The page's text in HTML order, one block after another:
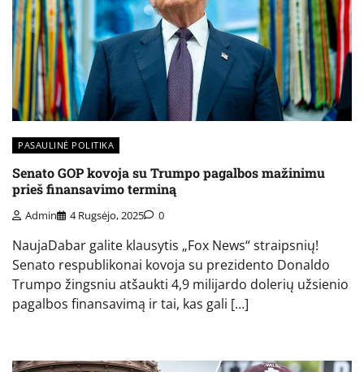
PASAULINĖ POLITIKA
Senato GOP kovoja su Trumpo pagalbos mažinimu
prieš finansavimo terminą
Admin 4 Rugsėjo, 2025 0
NaujaDabar galite klausytis „Fox News“ straipsnių!
Senato respublikonai kovoja su prezidento Donaldo
Trumpo žingsniu atšaukti 4,9 milijardo dolerių užsienio
pagalbos finansavimą ir tai, kas gali […]